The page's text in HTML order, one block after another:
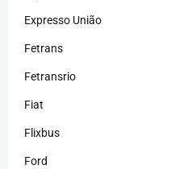
Expresso União
Fetrans
Fetransrio
Fiat
Flixbus
Ford